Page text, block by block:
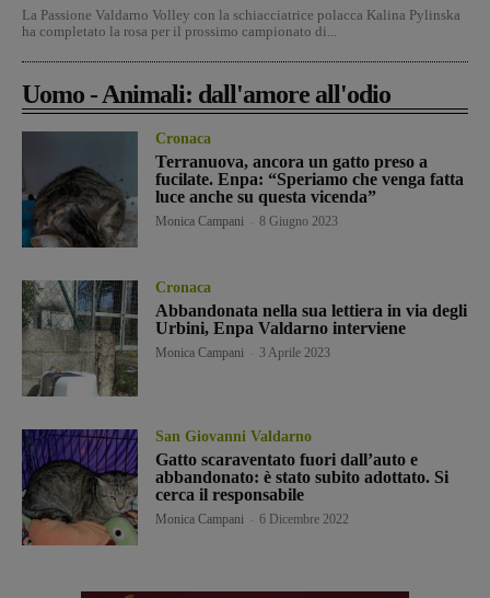
La Passione Valdarno Volley con la schiacciatrice polacca Kalina Pylinska
ha completato la rosa per il prossimo campionato di...
Uomo - Animali: dall'amore all'odio
Cronaca
Terranuova, ancora un gatto preso a
fucilate. Enpa: “Speriamo che venga fatta
luce anche su questa vicenda”
Monica Campani 8 Giugno 2023
Cronaca
Abbandonata nella sua lettiera in via degli
Urbini, Enpa Valdarno interviene
Monica Campani 3 Aprile 2023
San Giovanni Valdarno
Gatto scaraventato fuori dall’auto e
abbandonato: è stato subito adottato. Si
cerca il responsabile
Monica Campani 6 Dicembre 2022